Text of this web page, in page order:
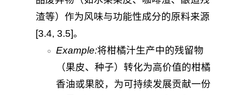
渣等）作为风味与功能性成分的原料来源
[3.4, 3.5]。
Example:将柑橘汁生产中的残留物
（果皮、种子）转化为高价值的柑橘
香油或果胶，为可持续发展贡献一份